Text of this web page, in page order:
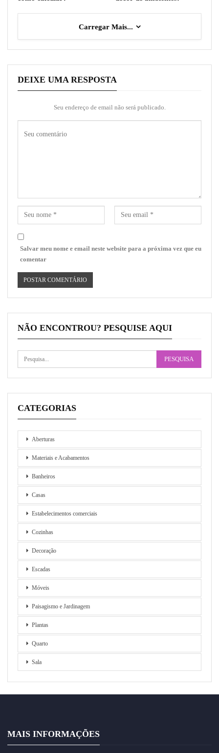
Carregar Mais...
DEIXE UMA RESPOSTA
Seu endereço de email não será publicado.
Salvar meu nome e email neste website para a próxima vez que eu
comentar
NÃO ENCONTROU? PESQUISE AQUI
CATEGORIAS
Aberturas
Materiais e Acabamentos
Banheiros
Casas
Estabelecimentos comerciais
Cozinhas
Decoração
Escadas
Móveis
Paisagismo e Jardinagem
Plantas
Quarto
Sala
MAIS INFORMAÇÕES